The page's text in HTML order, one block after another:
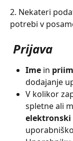
2. Nekateri
potrebi v
Prijava
Ime in
dodajanje
V kolikor
spletne ali
elektronski